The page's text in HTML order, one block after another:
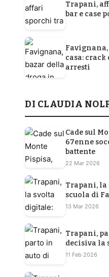
Trapani,
bar e case
casa: crack
arresti
DI CLAUDIA
Cade sul
67enne
battente
22 Mar 2026
Trapani, la
scuola di
13 Mar 2026
Trapani,
decisiva la
11 Feb 2026